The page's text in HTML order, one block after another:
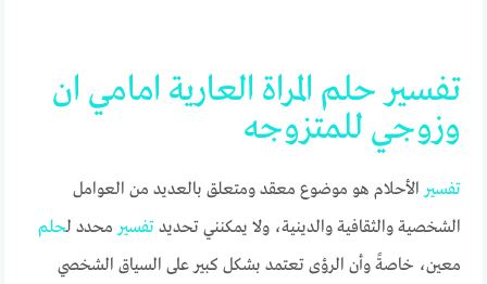
تفسير حلم المراة العارية امامي ان
وزوجي للمتزوجه
تفسيرالأحلام هو موضوع معقد ومتعلق بالعديد من العوامل
الشخصية والثقافية والدينية، ولا يمكنني تحديدتفسيرمحدد لحلم
معين، خاصةً وأن الرؤى تعتمد بشكل كبير على السياق الشخصي